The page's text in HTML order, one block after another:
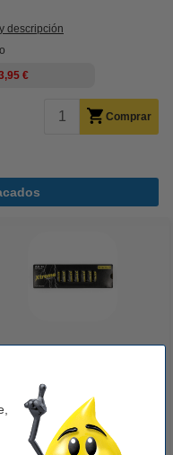
descripción
€
Comprar
Power AA - LR06 - MN1500 - 24
unidades
14,50 € Incl. 21% IVA